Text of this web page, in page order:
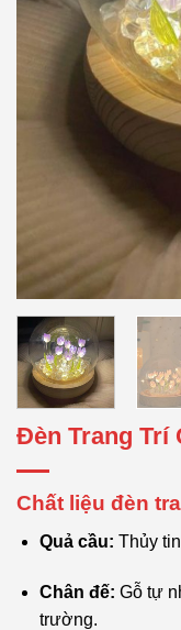
Đèn Trang Trí
Chất liệu đèn
Quả cầu: Thủy
Chân đế: Gỗ tự
trường.